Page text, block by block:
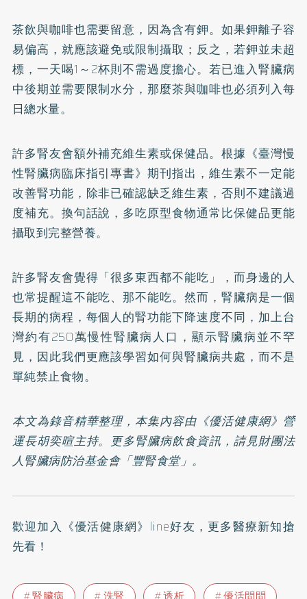
茶飲與咖啡也需要留意，因為含有鉀。如果鉀離子容
易偏高，就應該避免或限制攝取；反之，若鉀並未超
標，一天喝1～2杯則不需過度擔心。若已進入腎臟病
中後期並需要限制水分，那麼茶與咖啡也必須列入每
日總水量。
許多腎友會額外補充維生素或保健品。根據 《臺灣慢
性腎臟病臨床指引專書》期刊指出，維生素不一定能
改善腎功能，除非已確認缺乏維生素，否則不建議過
度補充。換句話說，多吃原型食物通常比保健品更能
攝取到完整營養。
許多腎友會覺得「很多東西都不能吃」，而身邊的人
也常提醒這不能吃、那不能吃。然而，腎臟病是一個
長期的病程，每個人的腎功能下降速度不同，加上台
灣約有250萬慢性腎臟病人口，顯示腎臟病並不罕
見，因此我們更應該學習如何與腎臟病共處，而不是
單純禁止食物。
本文為錄音精華整理，本集內容由《優活健康網》營
運長胡奕暄主持。更多腎臟病飲食資訊，請見財團法
人腎臟病防治基金會「豐腎食堂」。
歡迎加入 《優活健康網》line好友 ，更多醫療新知搶
先看！